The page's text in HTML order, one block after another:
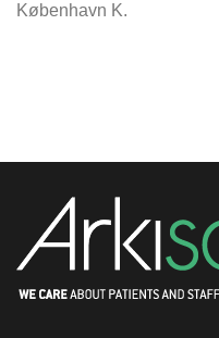
København K.